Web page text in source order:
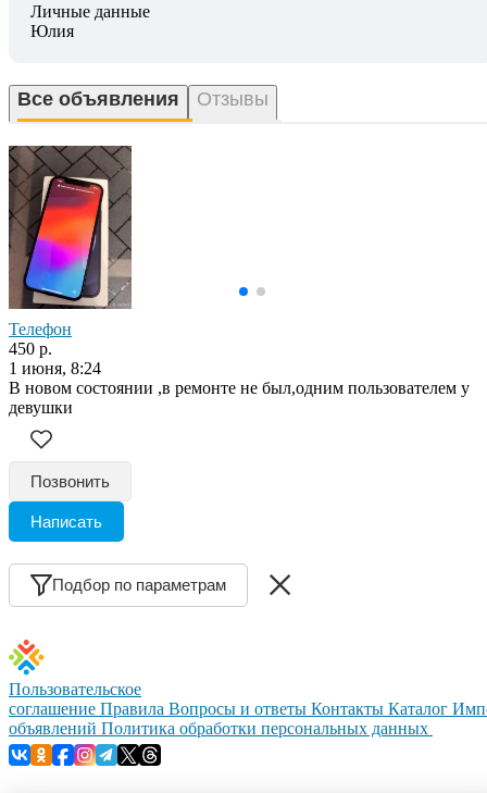
Личные данные
Юлия
Все объявления Отзывы
Телефон
450 р.
1 июня, 8:24
В новом состоянии ,в ремонте не был,одним пользователем у
девушки
Позвонить
Написать
Подбор по параметрам
Пользовательское
соглашение Правила Вопросы и ответы Контакты Каталог
объявлений Политика обработки персональных данных